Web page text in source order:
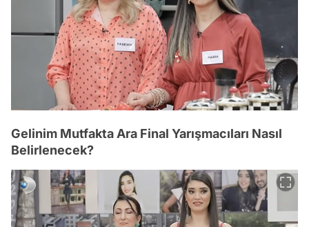
Gelinim Mutfakta Ara Final Yarışmacıları Nasıl
Belirlenecek?